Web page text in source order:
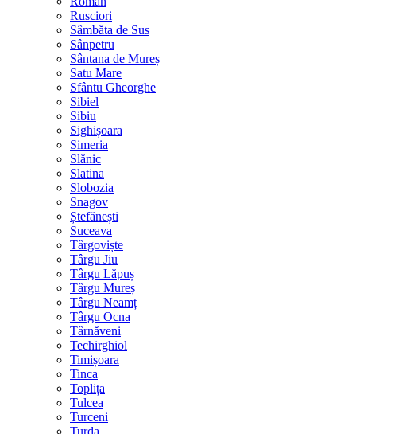
Rusciori
Sâmbăta de Sus
Sânpetru
Sântana de Mureș
Satu Mare
Sfântu Gheorghe
Sibiel
Sibiu
Sighișoara
Simeria
Slănic
Slatina
Slobozia
Snagov
Ștefănești
Suceava
Târgoviște
Târgu Jiu
Târgu Lăpuș
Târgu Mureș
Târgu Neamț
Târgu Ocna
Târnăveni
Techirghiol
Timișoara
Tinca
Toplița
Tulcea
Turceni
Turda